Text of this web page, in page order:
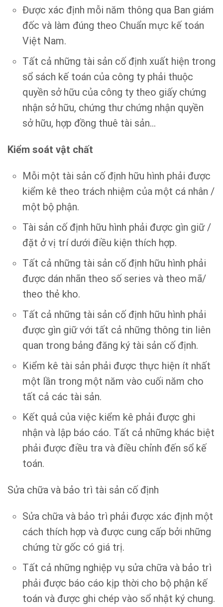
Được xác định mỗi năm thông qua Ban giám
đốc và làm đúng theo Chuẩn mực kế toán
Việt Nam.
Tất cả những tài sản cố định xuất hiện trong
sổ sách kế toán của công ty phải thuộc
quyền sở hữu của công ty theo giấy chứng
nhận sở hữu, chứng thư chứng nhận quyền
sở hữu, hợp đồng thuê tài sản…
Kiểm soát vật chất
Mỗi một tài sản cố định hữu hình phải được
kiểm kê theo trách nhiệm của một cá nhân /
một bộ phận.
Tài sản cố định hữu hình phải được gìn giữ /
đặt ở vị trí dưới điều kiện thích hợp.
Tất cả những tài sản cố định hữu hình phải
được dán nhãn theo số series và theo mã/
theo thẻ kho.
Tất cả những tài sản cố định hữu hình phải
được gìn giữ với tất cả những thông tin liên
quan trong bảng đăng ký tài sản cố định.
Kiểm kê tài sản phải được thực hiện ít nhất
một lần trong một năm vào cuối năm cho
tất cả các tài sản.
Kết quả của việc kiểm kê phải được ghi
nhận và lập báo cáo. Tất cả những khác biệt
phải được điều tra và điều chỉnh đến sổ kế
toán.
Sửa chữa và bảo trì tài sản cố định
Sửa chữa và bảo trì phải được xác định một
cách thích hợp và được cung cấp bởi những
chứng từ gốc có giá trị.
Tất cả những nghiệp vụ sửa chữa và bảo trì
phải được báo cáo kịp thời cho bộ phận kế
toán và được ghi chép vào sổ nhật ký chung.